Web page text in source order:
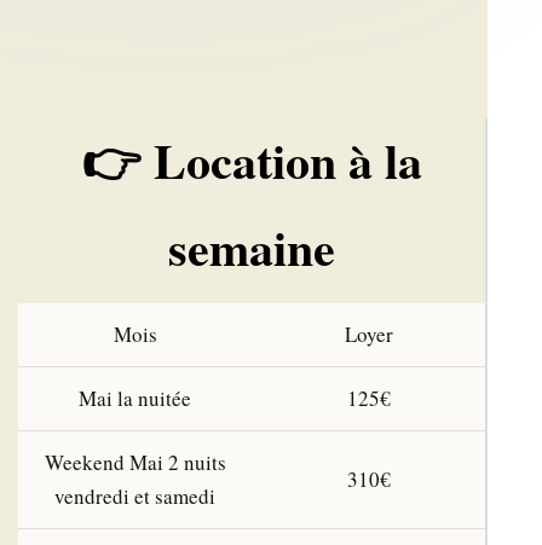
👉 Location à la
semaine
Mois Loyer
Mai la nuitée 125€
Weekend Mai 2 nuits
vendredi et samedi
310€